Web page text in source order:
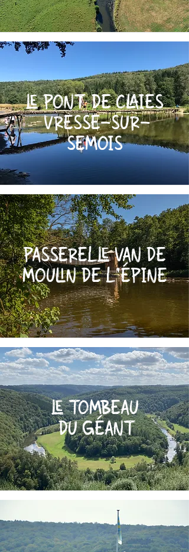
LE PONT DE CLAIES
VRESSE-SUR-
SEMOIS
PASSERELLE VAN DE
MOULIN DE L'ÉPINE
LE TOMBEAU
DU GÉANT